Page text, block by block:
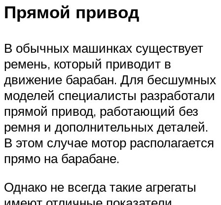
Прямой привод
В обычных машинках существует
ремень, который приводит в
движение барабан. Для бесшумных
моделей специалисты разработали
прямой привод, работающий без
ремня и дополнительных деталей.
В этом случае мотор располагается
прямо на барабане.
Однако не всегда такие агрегаты